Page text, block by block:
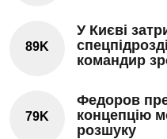
89K
У Києві
командир
79K
Федоров
концепцію
розшуку